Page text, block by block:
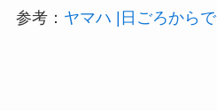
参考： ヤマハ |日ごろから